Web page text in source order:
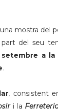
mostra del
del seu
a la
.
, consistent
i la